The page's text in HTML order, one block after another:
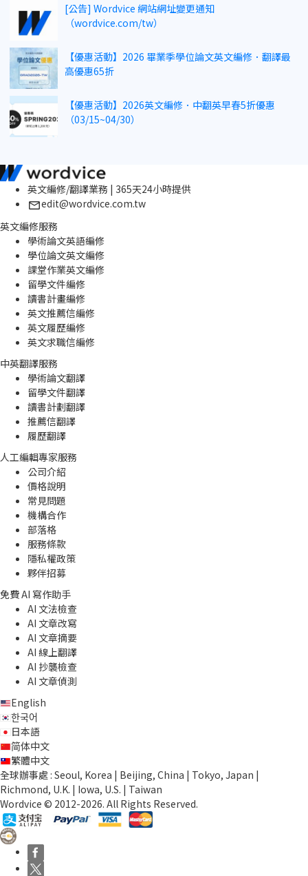
[公告] Wordvice 網站網址變更通知
（wordvice.com/tw）
【優惠活動】2026 畢業季學位論文英文編修．翻譯最
高優惠65折
【優惠活動】2026英文編修．中翻英早春5折優惠
（03/15~04/30）
英文編修/翻譯業務 | 365天24小時提供
edit@wordvice.com.tw
英文編修服務
學術論文英語編修
學位論文英文編修
課堂作業英文編修
留學文件編修
讀書計畫編修
英文推薦信編修
英文履歷編修
英文求職信編修
中英翻譯服務
學術論文翻譯
留學文件翻譯
讀書計劃翻譯
推薦信翻譯
履歷翻譯
人工編輯專家服務
公司介紹
價格說明
常見問題
機構合作
部落格
服務條款
隱私權政策
夥伴招募
免費 AI 寫作助手
AI 文法檢查
AI 文章改寫
AI 文章摘要
AI 線上翻譯
AI 抄襲檢查
AI 文章偵測
English
한국어
日本語
简体中文
繁體中文
全球辦事處 : Seoul, Korea | Beijing, China | Tokyo, Japan |
Richmond, U.K. | Iowa, U.S. | Taiwan
Wordvice © 2012-2026. All Rights Reserved.